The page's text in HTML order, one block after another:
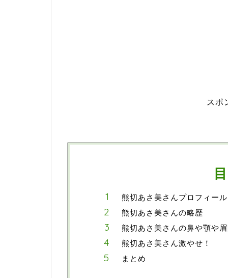
スポ
熊切あさ美さんプロフィール
熊切あさ美さんの略歴
熊切あさ美さんの鼻や顎や
熊切あさ美さん激やせ！
まとめ